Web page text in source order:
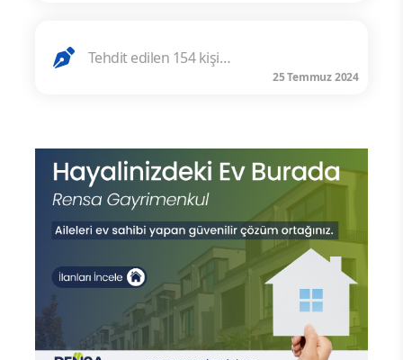
Tehdit edilen 154 kişi…
25 Temmuz 2024